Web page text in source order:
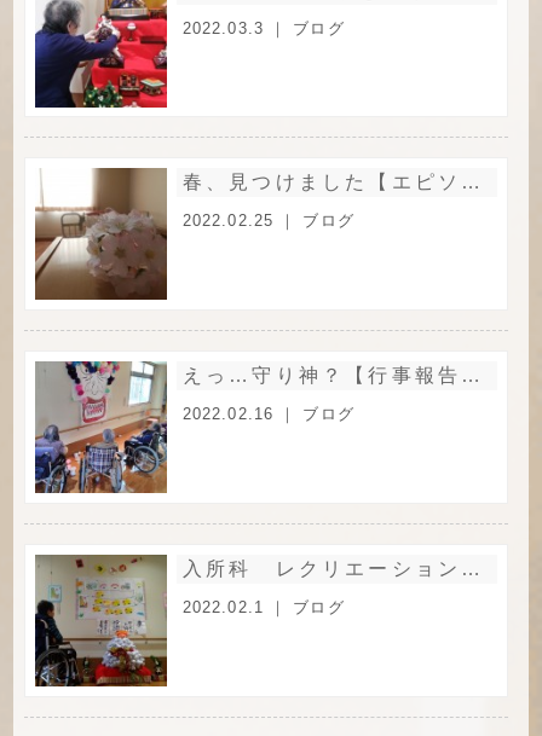
2022.03.3 ｜ ブログ
春、見つけました【エピソード】
2022.02.25 ｜ ブログ
えっ…守り神？【行事報告：節分】
2022.02.16 ｜ ブログ
入所科 レクリエーション風景
2022.02.1 ｜ ブログ